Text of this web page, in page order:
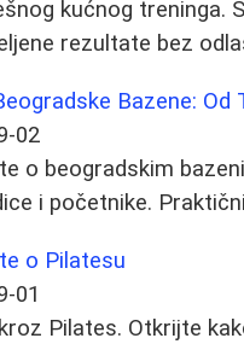
kućnog treninga.
rezultate bez
Bazene: Od
02
o beogradskim
i početnike.
o Pilatesu
01
Pilates. Otkrijte